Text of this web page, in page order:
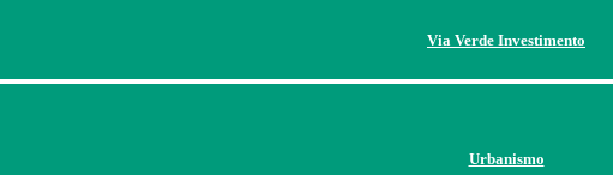
Via Verde Investimento
Urbanismo